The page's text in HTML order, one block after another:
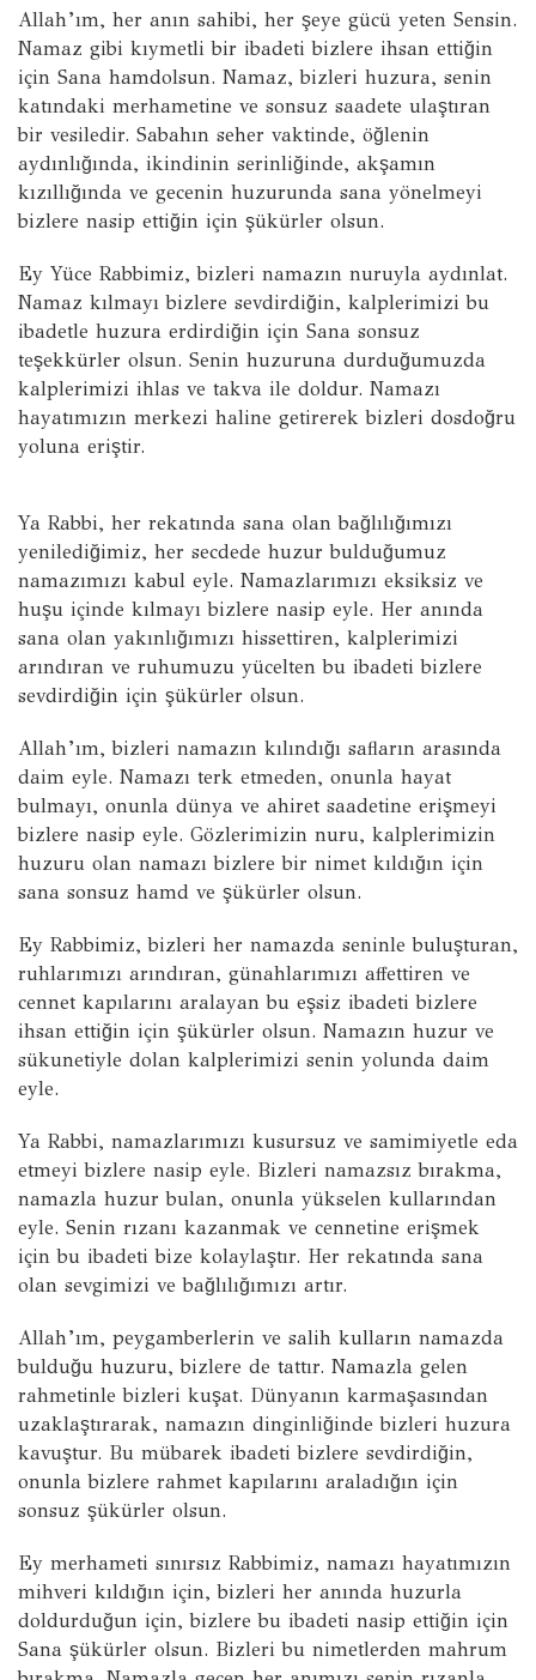
Allah’ım, her anın sahibi, her şeye gücü yeten Sensin.
Namaz gibi kıymetli bir ibadeti bizlere ihsan ettiğin
için Sana hamdolsun. Namaz, bizleri huzura, senin
katındaki merhametine ve sonsuz saadete ulaştıran
bir vesiledir. Sabahın seher vaktinde, öğlenin
aydınlığında, ikindinin serinliğinde, akşamın
kızıllığında ve gecenin huzurunda sana yönelmeyi
bizlere nasip ettiğin için şükürler olsun.
Ey Yüce Rabbimiz, bizleri namazın nuruyla aydınlat.
Namaz kılmayı bizlere sevdirdiğin, kalplerimizi bu
ibadetle huzura erdirdiğin için Sana sonsuz
teşekkürler olsun. Senin huzuruna durduğumuzda
kalplerimizi ihlas ve takva ile doldur. Namazı
hayatımızın merkezi haline getirerek bizleri dosdoğru
yoluna eriştir.
Ya Rabbi, her rekatında sana olan bağlılığımızı
yenilediğimiz, her secdede huzur bulduğumuz
namazımızı kabul eyle. Namazlarımızı eksiksiz ve
huşu içinde kılmayı bizlere nasip eyle. Her anında
sana olan yakınlığımızı hissettiren, kalplerimizi
arındıran ve ruhumuzu yücelten bu ibadeti bizlere
sevdirdiğin için şükürler olsun.
Allah’ım, bizleri namazın kılındığı safların arasında
daim eyle. Namazı terk etmeden, onunla hayat
bulmayı, onunla dünya ve ahiret saadetine erişmeyi
bizlere nasip eyle. Gözlerimizin nuru, kalplerimizin
huzuru olan namazı bizlere bir nimet kıldığın için
sana sonsuz hamd ve şükürler olsun.
Ey Rabbimiz, bizleri her namazda seninle buluşturan,
ruhlarımızı arındıran, günahlarımızı affettiren ve
cennet kapılarını aralayan bu eşsiz ibadeti bizlere
ihsan ettiğin için şükürler olsun. Namazın huzur ve
sükunetiyle dolan kalplerimizi senin yolunda daim
eyle.
Ya Rabbi, namazlarımızı kusursuz ve samimiyetle eda
etmeyi bizlere nasip eyle. Bizleri namazsız bırakma,
namazla huzur bulan, onunla yükselen kullarından
eyle. Senin rızanı kazanmak ve cennetine erişmek
için bu ibadeti bize kolaylaştır. Her rekatında sana
olan sevgimizi ve bağlılığımızı artır.
Allah’ım, peygamberlerin ve salih kulların namazda
bulduğu huzuru, bizlere de tattır. Namazla gelen
rahmetinle bizleri kuşat. Dünyanın karmaşasından
uzaklaştırarak, namazın dinginliğinde bizleri huzura
kavuştur. Bu mübarek ibadeti bizlere sevdirdiğin,
onunla bizlere rahmet kapılarını araladığın için
sonsuz şükürler olsun.
Ey merhameti sınırsız Rabbimiz, namazı hayatımızın
mihveri kıldığın için, bizleri her anında huzurla
doldurduğun için, bizlere bu ibadeti nasip ettiğin için
Sana şükürler olsun. Bizleri bu nimetlerden mahrum